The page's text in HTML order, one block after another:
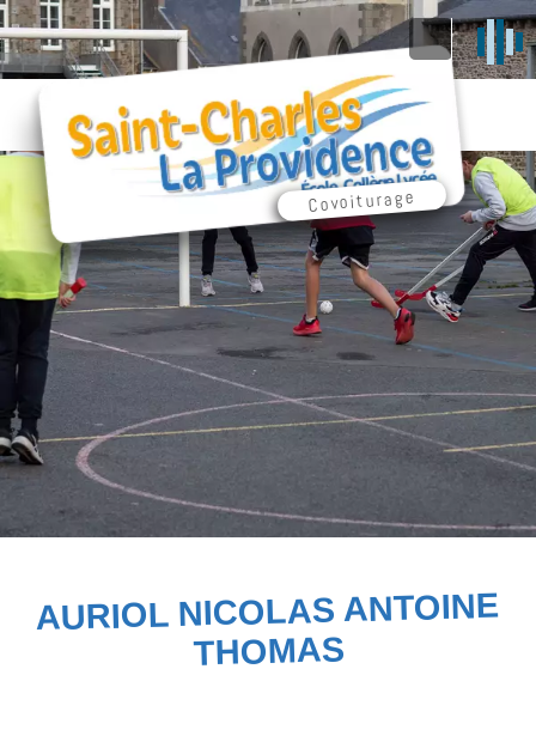
Covoiturage
AURIOL NICOLAS ANTOINE
THOMAS